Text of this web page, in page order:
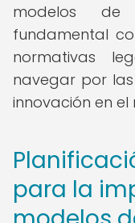
modelos de
fundamental
normativas
navegar por
innovación en
para la